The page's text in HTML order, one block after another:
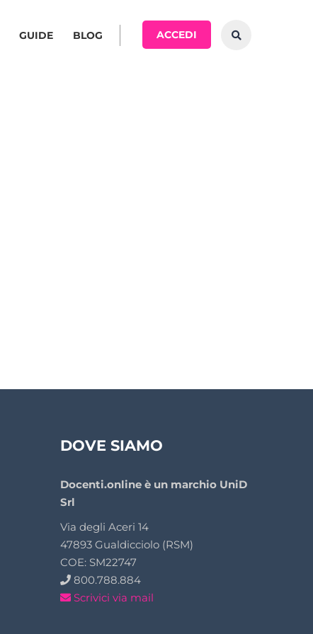
ACCEDI
GUIDE BLOG
DOVE SIAMO
Docenti.online è un marchio UniD
Srl
Via degli Aceri 14
47893 Gualdicciolo (RSM)
COE: SM22747
800.788.884
Scrivici via mail